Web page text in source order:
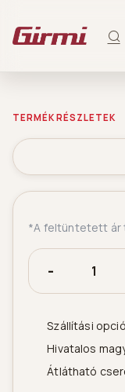
TERMÉK RÉSZLETEK
*A feltüntetett ár
-
Szállítási
Hivatalos
Átlátható